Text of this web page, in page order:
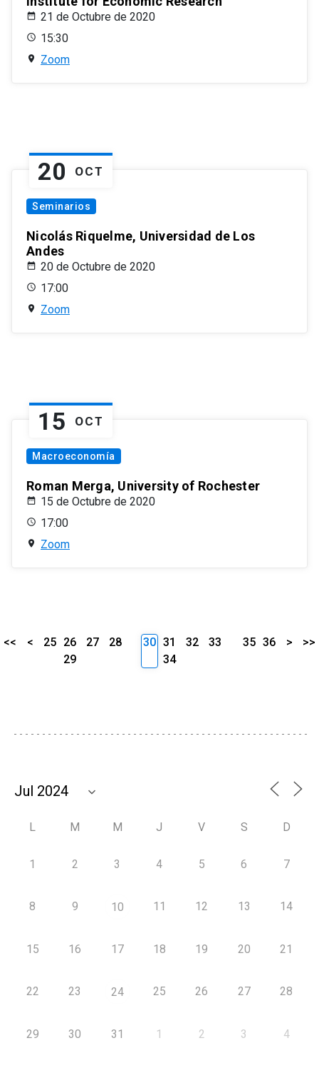
21 de Octubre de 2020
15:30
Zoom
20 OCT
Seminarios
Nicolás Riquelme, Universidad de Los
Andes
20 de Octubre de 2020
17:00
Zoom
15 OCT
Macroeconomía
Roman Merga, University of Rochester
15 de Octubre de 2020
17:00
Zoom
<< < 25 26 27
28
29
30 31 32
33
34
35 36 > >>
L M M J V S D
1 2 3 4 5 6 7
8 9 10 11 12 13 14
15 16 17 18 19 20 21
22 23 24 25 26 27 28
29 30 31 1 2 3 4